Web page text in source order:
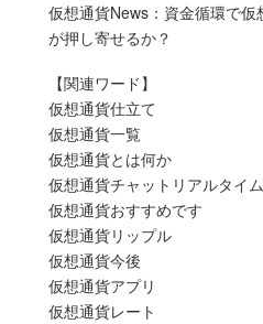
仮想通貨News：資金循環で
が押し寄せるか？
【関連ワード】
仮想通貨仕立て
仮想通貨一覧
仮想通貨とは何か
仮想通貨チャットリアルタイム
仮想通貨おすすめです
仮想通貨リップル
仮想通貨今後
仮想通貨アプリ
仮想通貨レート